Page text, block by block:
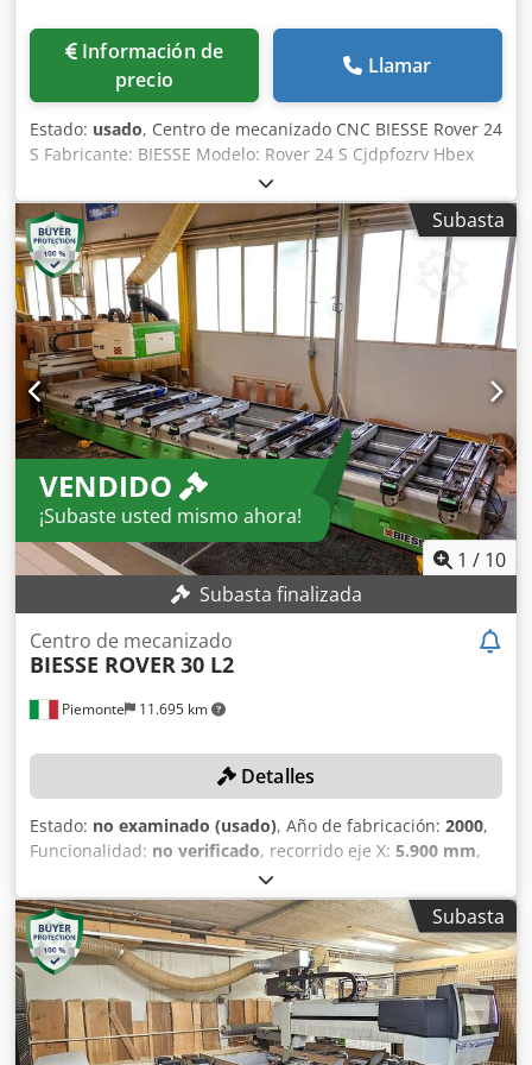
Información de
precio
Llamar
Estado: usado, Centro de mecanizado CNC BIESSE Rover 24
S Fabricante: BIESSE Modelo: Rover 24 S Cjdpfozrv Hbex
Akqerf Año: 2001 Número de serie: 16171 Alimentación
eléctrica: 230 V Potencia: 20 kW Corriente nominal: 59 A
Frecuencia: 50 Hz Suministro de aire: 6,5–7,5 bares Caudal
de aire requerido: 30 m/s Peso: 3450 kg La máquina
requiere revisión y mantenimiento.
Subasta
VENDIDO
¡Subaste usted mismo ahora!
1 / 10
Subasta finalizada
Piemonte 11.695 km
Centro de mecanizado
BIESSE ROVER 30 L2
Detalles
Estado: no examinado (usado), Año de fabricación: 2000,
Funcionalidad: no verificado, recorrido eje X: 5.900 mm,
1.560 mm, avance eje X:
avance Eje Y:60 m/min, velocidad de giro (máx.):20.000
rpm, Sin precio mínimo: ¡venta garantizada al mejor
postor! DETALLES TÉCNICOS Área de trabajo del eje X:
5.900 mm Área de trabajo del eje Y: 1.560 mm Velocidad
de desplazamiento eje X: 80 m/min Velocidad de
desplazamiento eje Y: 60 m/min Velocidad de
desplazamiento eje Z: 25 m/min Husillos de taladrado
Subasta